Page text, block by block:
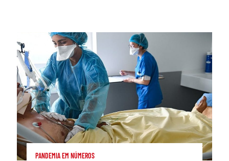
PANDEMIA EM NÚMEROS